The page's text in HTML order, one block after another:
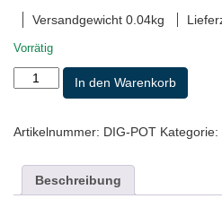
Versandgewicht 0.04kg
Vorrätig
Digitech
Lautstärke
f.
Geräte
Menge
In den Warenkorb
Artikelnummer: DIG-POT Kategorie:
Beschreibung